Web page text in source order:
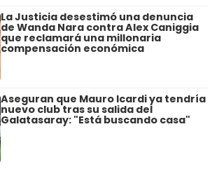
La Justicia desestimó una denuncia
de Wanda Nara contra Alex Caniggia
que reclamará una millonaria
compensación económica
Aseguran que Mauro Icardi ya tendría
nuevo club tras su salida del
Galatasaray: "Está buscando casa"